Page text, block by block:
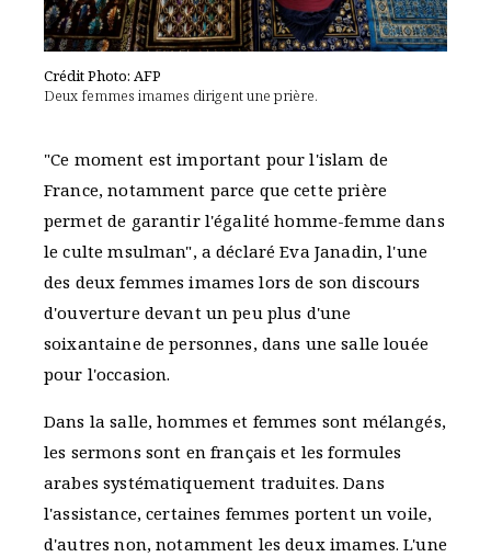
Crédit Photo: AFP
Deux femmes imames dirigent une prière.
"Ce moment est important pour l'islam de
France, notamment parce que cette prière
permet de garantir l'égalité homme-femme dans
le culte msulman", a déclaré Eva Janadin, l'une
des deux femmes imames lors de son discours
d'ouverture devant un peu plus d'une
soixantaine de personnes, dans une salle louée
pour l'occasion.
Dans la salle, hommes et femmes sont mélangés,
les sermons sont en français et les formules
arabes systématiquement traduites. Dans
l'assistance, certaines femmes portent un voile,
d'autres non, notamment les deux imames. L'une